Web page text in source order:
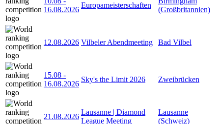
16.08.2026
Europameisterschaften
(Großbritannien)
12.08.2026 Vilbeler Abendmeeting Bad Vilbel
15.08 -
16.08.2026
Sky's the Limit 2026 Zweibrücken
21.08.2026
Lausanne | Diamond
League Meeting
Lausanne
(Schweiz)